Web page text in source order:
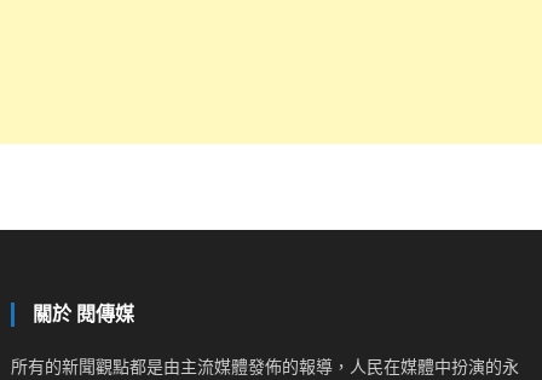
關於 閱傳媒
所有的新聞觀點都是由主流媒體發佈的報導，人民在媒體中扮演的永